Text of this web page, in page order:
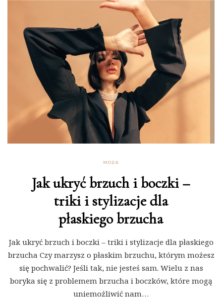
MODA
Jak ukryć brzuch i boczki –
triki i stylizacje dla
płaskiego brzucha
Jak ukryć brzuch i boczki – triki i stylizacje dla płaskiego
brzucha Czy marzysz o płaskim brzuchu, którym możesz
się pochwalić? Jeśli tak, nie jesteś sam. Wielu z nas
boryka się z problemem brzucha i boczków, które mogą
uniemożliwić nam…